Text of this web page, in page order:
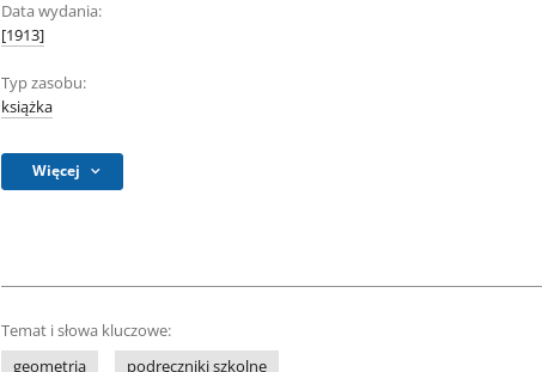
Data wydania:
[1913]
Typ zasobu:
książka
Więcej
Temat i słowa kluczowe:
geometria
podręczniki szkolne